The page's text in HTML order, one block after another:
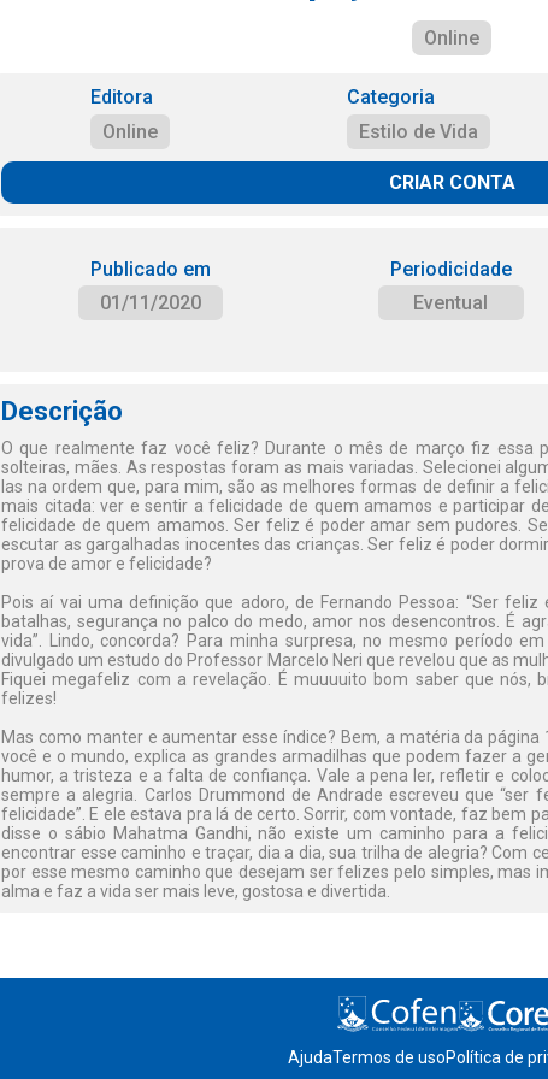
Online
Editora
Online
Categoria
Estilo de Vida
CRIAR CONTA
Publicado em
01/11/2020
Periodicidade
Eventual
Descrição
O que realmente faz você feliz? Durante o mês de março fiz essa
solteiras, mães. As respostas foram as mais variadas. Selecionei
las na ordem que, para mim, são as melhores formas de definir a
mais citada: ver e sentir a felicidade de quem amamos e participar
felicidade de quem amamos. Ser feliz é poder amar sem pudores.
escutar as gargalhadas inocentes das crianças. Ser feliz é poder
prova de amor e felicidade?
Pois aí vai uma definição que adoro, de Fernando Pessoa: “Ser
batalhas, segurança no palco do medo, amor nos desencontros. É
vida”. Lindo, concorda? Para minha surpresa, no mesmo período
divulgado um estudo do Professor Marcelo Neri que revelou que as
Fiquei megafeliz com a revelação. É muuuuito bom saber que nós,
felizes!
Mas como manter e aumentar esse índice? Bem, a matéria da
você e o mundo, explica as grandes armadilhas que podem fazer a
humor, a tristeza e a falta de confiança. Vale a pena ler, refletir e
sempre a alegria. Carlos Drummond de Andrade escreveu que
felicidade”. E ele estava pra lá de certo. Sorrir, com vontade, faz bem
disse o sábio Mahatma Gandhi, não existe um caminho para a
encontrar esse caminho e traçar, dia a dia, sua trilha de alegria? Com
por esse mesmo caminho que desejam ser felizes pelo simples, mas
alma e faz a vida ser mais leve, gostosa e divertida.
AjudaTermos de usoPolítica de